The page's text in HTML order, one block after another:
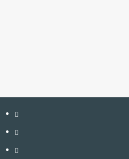
หน้า
แรก
สมัคร
สมาชิก
เติม